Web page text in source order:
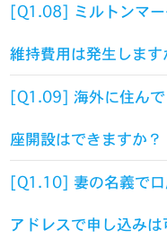
[Q1.08] ミルトンマー
維持費用は発生します
[Q1.09] 海外に住んで
座開設はできますか？
[Q1.10] 妻の名義で
アドレスで申し込みは